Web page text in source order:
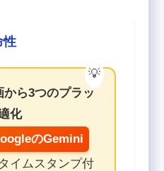
性
から3つのプラッ
化
のGemini
イムスタンプ付